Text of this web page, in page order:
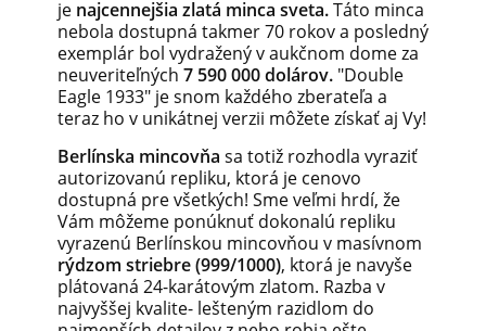
je najcennejšia zlatá minca sveta.Táto minca
nebola dostupná takmer 70 rokov a posledný
exemplár bol vydražený v aukčnom dome za
neuveriteľných 7 590 000 dolárov. "Double
Eagle 1933" je snom každého zberateľa a
teraz ho v unikátnej verzii môžete získať aj Vy!
Berlínska mincovňa sa totiž rozhodla vyraziť
autorizovanú repliku, ktorá je cenovo
dostupná pre všetkých! Sme veľmi hrdí, že
Vám môžeme ponúknuť dokonalú repliku
vyrazenú Berlínskou mincovňou v masívnom
rýdzom striebre (999/1000), ktorá je navyše
plátovaná 24-karátovým zlatom. Razba v
najvyššej kvalite- lešteným razidlom do